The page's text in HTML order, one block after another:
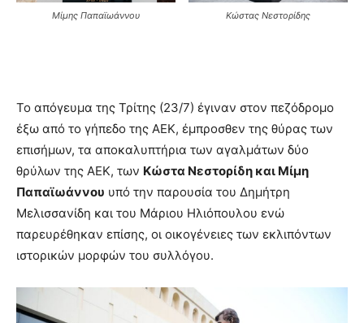
Μίμης Παπαϊωάννου Κώστας Νεστορίδης
Το απόγευμα της Τρίτης (23/7) έγιναν στον πεζόδρομο
έξω από το γήπεδο της ΑΕΚ, έμπροσθεν της θύρας των
επισήμων, τα αποκαλυπτήρια των αγαλμάτων δύο
θρύλων της ΑΕΚ, των Κώστα Νεστορίδη και Μίμη
Παπαϊωάννου υπό την παρουσία του Δημήτρη
Μελισσανίδη και του Μάριου Ηλιόπουλου ενώ
παρευρέθηκαν επίσης, οι οικογένειες των εκλιπόντων
ιστορικών μορφών του συλλόγου.